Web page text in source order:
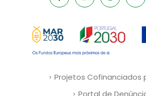
Projetos Cofinanciados
Portal de